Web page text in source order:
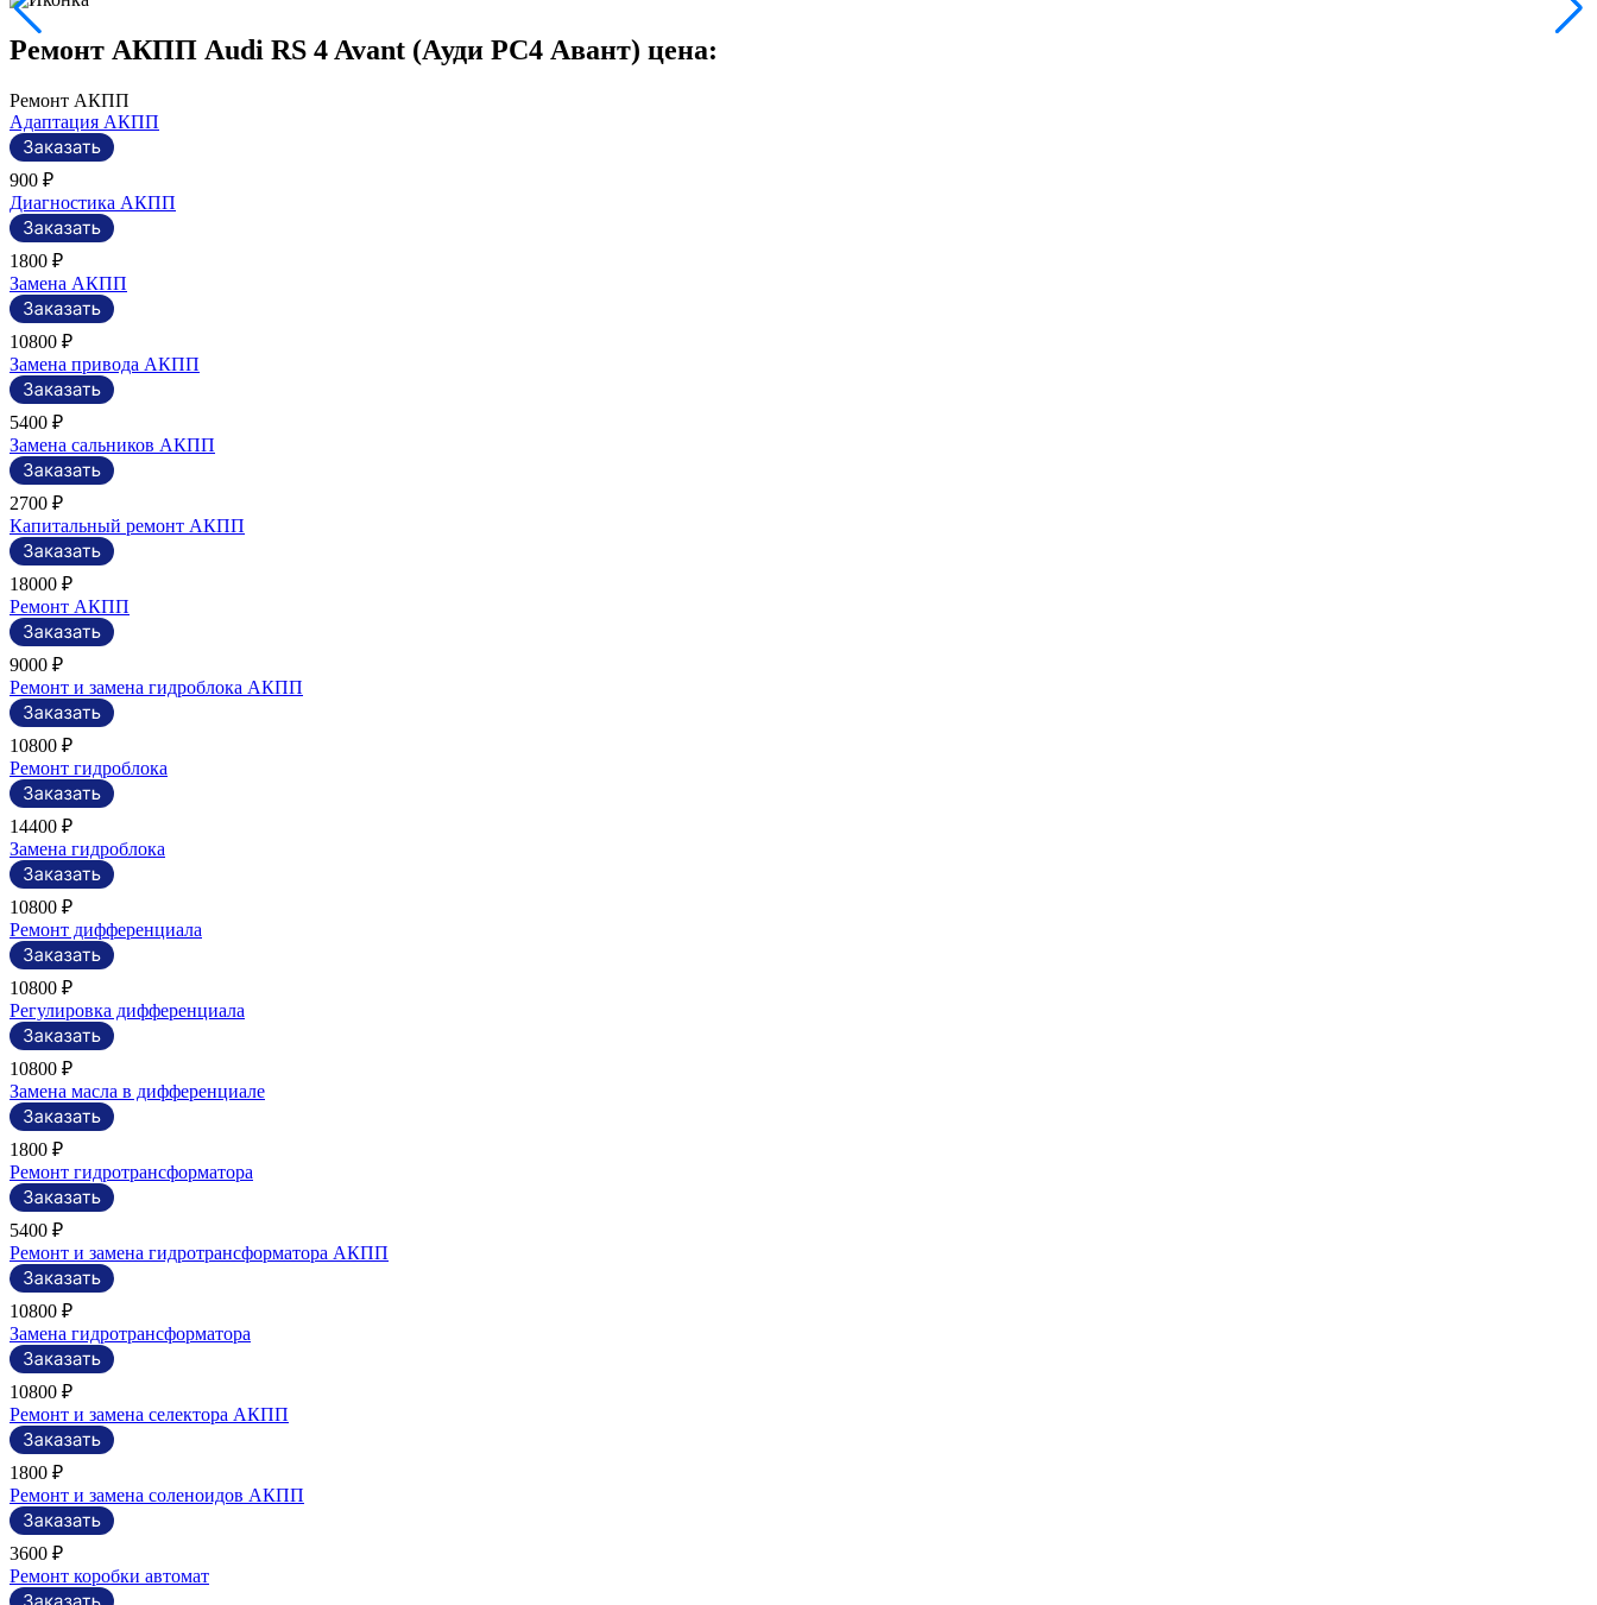
Ремонт АКПП Audi RS 4 Avant (Ауди РС4 Авант) цена:
Ремонт АКПП
Адаптация АКПП
900 ₽
Диагностика АКПП
1800 ₽
Замена АКПП
10800 ₽
Замена привода АКПП
5400 ₽
Замена сальников АКПП
2700 ₽
Капитальный ремонт АКПП
18000 ₽
Ремонт АКПП
9000 ₽
Ремонт и замена гидроблока АКПП
10800 ₽
Ремонт гидроблока
14400 ₽
Замена гидроблока
10800 ₽
Ремонт дифференциала
10800 ₽
Регулировка дифференциала
10800 ₽
Замена масла в дифференциале
1800 ₽
Ремонт гидротрансформатора
5400 ₽
Ремонт и замена гидротрансформатора АКПП
10800 ₽
Замена гидротрансформатора
10800 ₽
Ремонт и замена селектора АКПП
1800 ₽
Ремонт и замена соленоидов АКПП
3600 ₽
Ремонт коробки автомат